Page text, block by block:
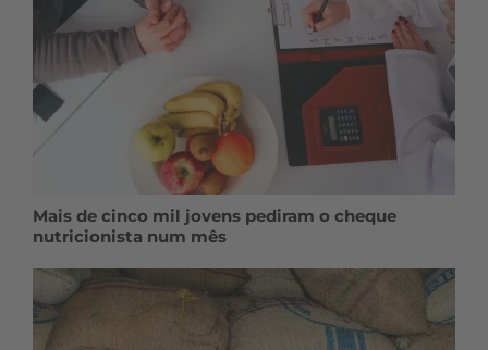
Mais de cinco mil jovens pediram o cheque
nutricionista num mês